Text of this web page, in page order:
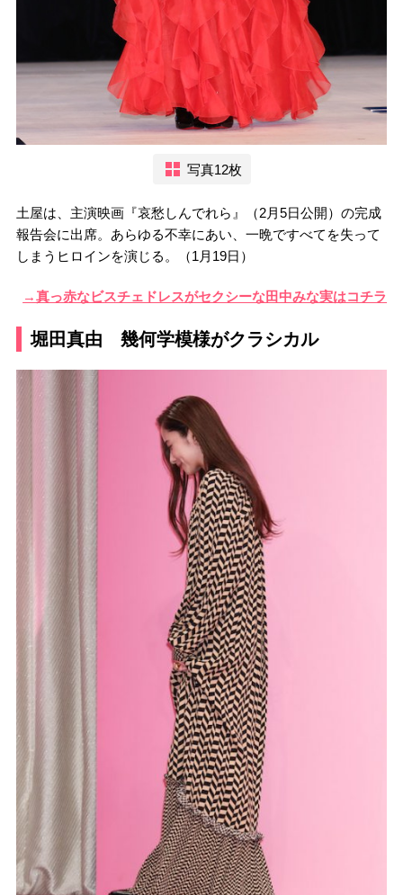
写真12枚
土屋は、主演映画『哀愁しんでれら』（2月5日公開）の完成
報告会に出席。あらゆる不幸にあい、一晩ですべてを失って
しまうヒロインを演じる。（1月19日）
→真っ赤なビスチェドレスがセクシーな田中みな実はコチラ
堀田真由 幾何学模様がクラシカル